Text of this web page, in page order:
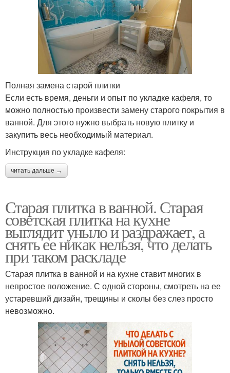
Полная замена старой плитки
Если есть время, деньги и опыт по укладке кафеля, то
можно полностью произвести замену старого покрытия в
ванной. Для этого нужно выбрать новую плитку и
закупить весь необходимый материал.
Инструкция по укладке кафеля:
читать дальше →
Старая плитка в ванной. Старая
советская плитка на кухне
выглядит уныло и раздражает, а
снять ее никак нельзя, что делать
при таком раскладе
Старая плитка в ванной и на кухне ставит многих в
непростое положение. С одной стороны, смотреть на ее
устаревший дизайн, трещины и сколы без слез просто
невозможно.